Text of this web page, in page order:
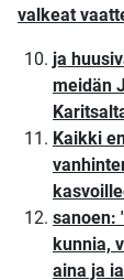
valkeat
ja
meidän
Kaikki
sanoen:
kunnia,
aina ja